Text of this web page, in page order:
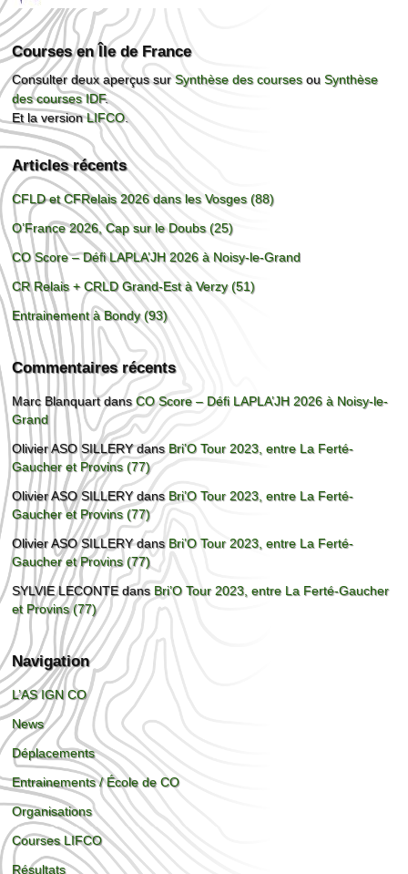
Courses en Île de France
Consulter deux aperçus surSynthèse des coursesouSynthèse
des courses IDF.
Et la versionLIFCO.
Articles récents
CFLD et CFRelais 2026 dans les Vosges (88)
O’France 2026, Cap sur le Doubs (25)
CO Score – Défi LAPLA’JH 2026 à Noisy-le-Grand
CR Relais + CRLD Grand-Est à Verzy (51)
Entrainement à Bondy (93)
Commentaires récents
Marc BlanquartdansCO Score – Défi LAPLA’JH 2026 à Noisy-le-
Grand
Olivier ASO SILLERYdans Bri’O Tour 2023, entre La Ferté-
Gaucher et Provins (77)
Olivier ASO SILLERYdans Bri’O Tour 2023, entre La Ferté-
Gaucher et Provins (77)
Olivier ASO SILLERYdansBri’O Tour 2023, entre La Ferté-
Gaucher et Provins (77)
SYLVIE LECONTEdans Bri’O Tour 2023, entre La Ferté-Gaucher
et Provins (77)
Navigation
L’AS IGN CO
News
Déplacements
Entrainements / École de CO
Organisations
Courses LIFCO
Résultats